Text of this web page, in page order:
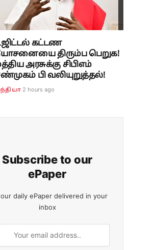
கட்டண
திரும்ப பெறுக!
அரசுக்கு சிபிஎம்
பி வலியுறுத்தல்!
2 hours ago
Subscribe to our
ePaper
daily ePaper delivered in your
inbox